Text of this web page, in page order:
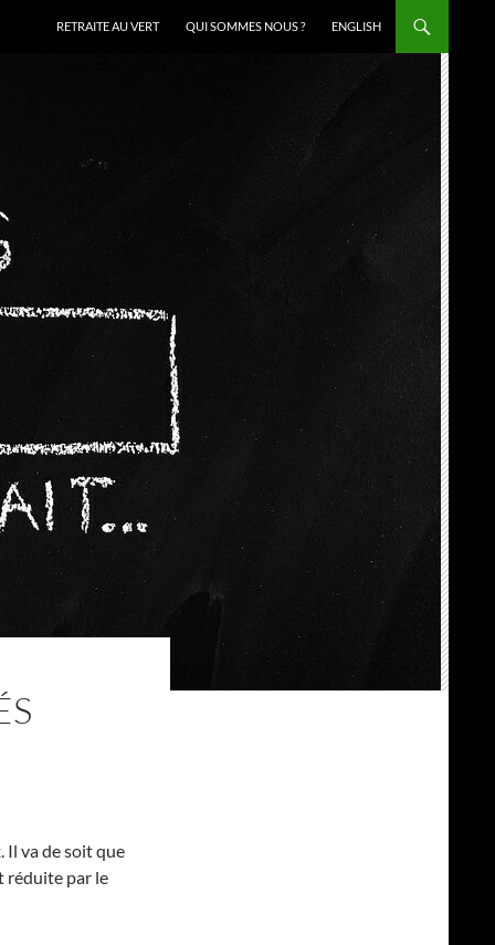
RETRAITE AU VERT QUI SOMMES NOUS ? ENGLISH
Il va de soit que
réduite par le